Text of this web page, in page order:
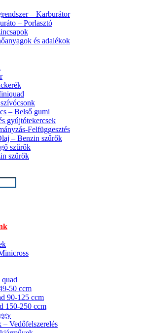
– Karburátor
– Porlasztó
és adalékok
– Belső gumi
gyújtótekercsek
Felfüggesztés
– Benzin szűrők
szűrők
szűrők
50 ccm
90-125 ccm
150-250 ccm
– Vedőfelszerelés